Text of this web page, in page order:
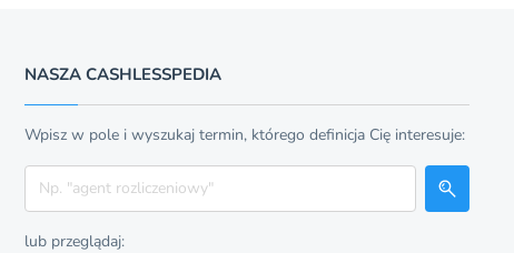
NASZA CASHLESSPEDIA
Wpisz w pole i wyszukaj termin, którego definicja Cię interesuje:
Szukaj
lub przeglądaj: